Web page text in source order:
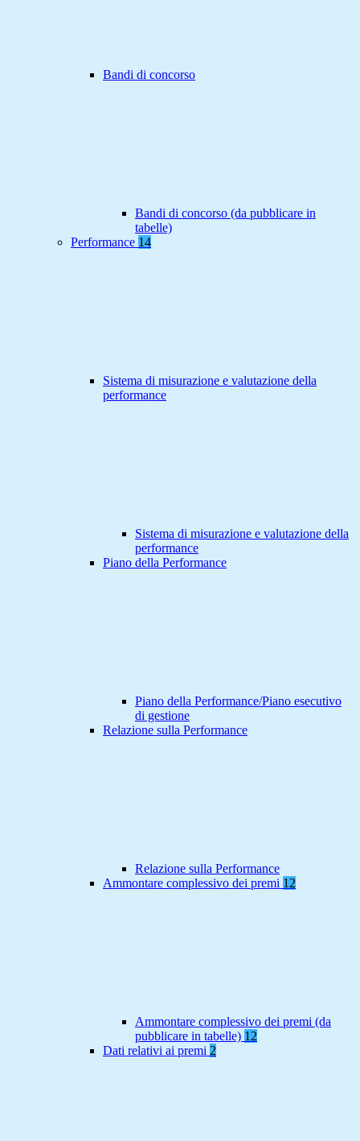
Bandi di concorso
Bandi di concorso (da pubblicare in
tabelle)
Performance 14
Sistema di misurazione e valutazione della
performance
Sistema di misurazione e valutazione della
performance
Piano della Performance
Piano della Performance/Piano esecutivo
di gestione
Relazione sulla Performance
Relazione sulla Performance
Ammontare complessivo dei premi 12
Ammontare complessivo dei premi (da
pubblicare in tabelle) 12
Dati relativi ai premi 2